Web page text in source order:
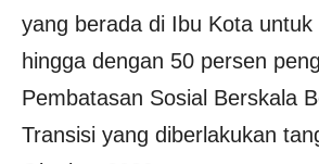
yang berada di Ibu Kota untuk
hingga dengan 50 persen
Pembatasan Sosial Berskala
Transisi yang diberlakukan